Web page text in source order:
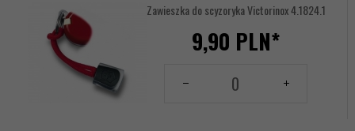
Zawieszka do scyzoryka Victorinox 4.1824.1
9,90 PLN*